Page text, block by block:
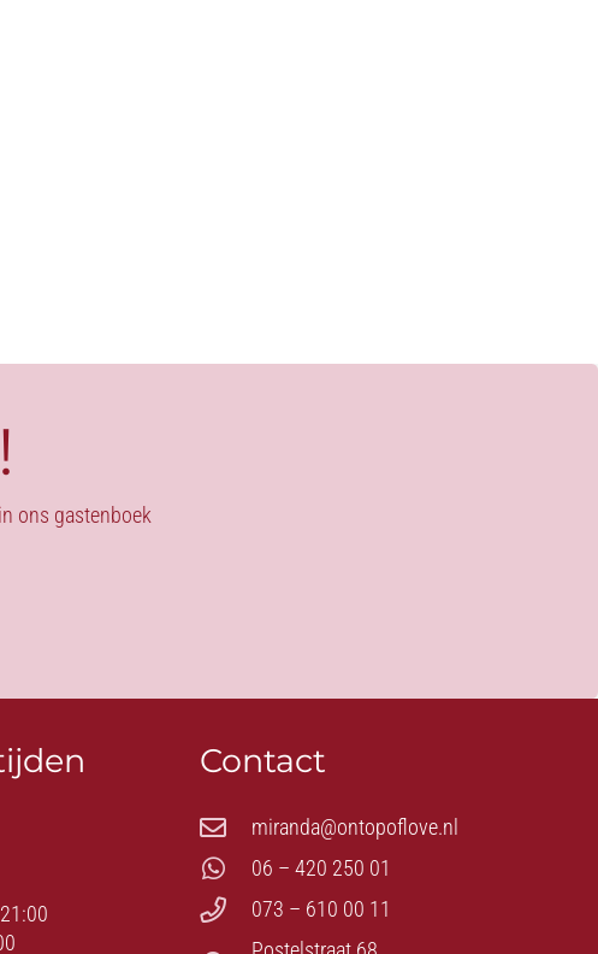
ons gastenboek
Contact
miranda@ontopoflove.nl
06 – 420 250 01
073 – 610 00 11